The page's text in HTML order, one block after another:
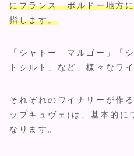
にフランス ボルドー地方
指します。
「シャトー マルゴー」「
トシルト」など、様々なワ
それぞれのワイナリーが作
ップキュヴェ)は、基本的に
なります。